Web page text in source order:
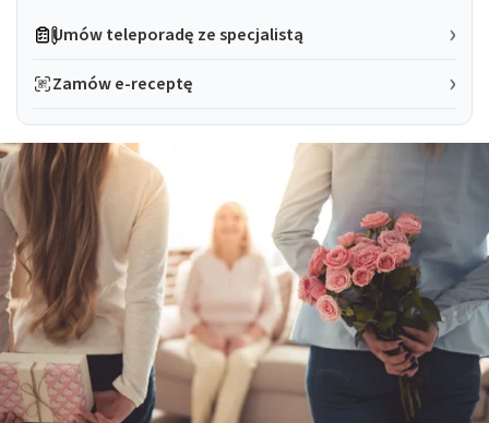
Umów teleporadę ze specjalistą
Zamów e-receptę